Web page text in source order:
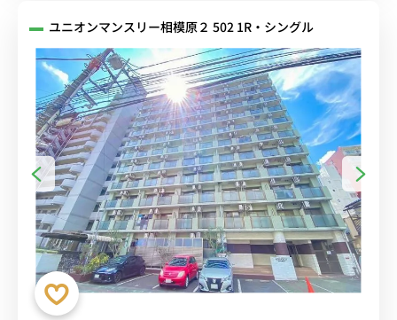
ユニオンマンスリー相模原２ 502 1R・シングル